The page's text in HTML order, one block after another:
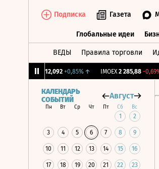
Подписка Газета
Глобальные идеи
ВЕДЫ Правила торговли
12,092 +0,85%↑ IMOEX 2 285,88 -0,69%↓
КАЛЕНДАРЬ
СОБЫТИЙ
Август
Пн Вт Ср Чт Пт Сб Вс
1 2
3 4 5 6 7 8 9
10 11 12 13 14 15 16
17 18 19 20 21 22 23